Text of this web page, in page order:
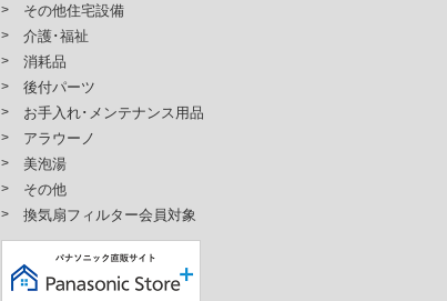
その他住宅設備
介護･福祉
消耗品
後付パーツ
お手入れ･メンテナンス用品
アラウーノ
美泡湯
その他
換気扇フィルター会員対象